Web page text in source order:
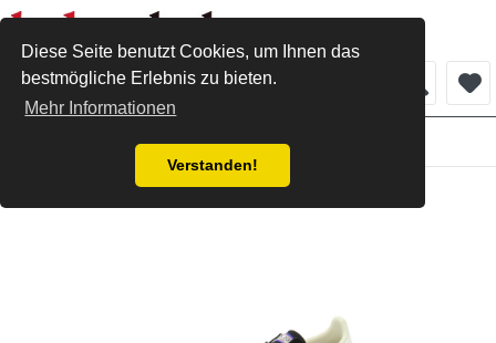
Diese Seite benutzt Cookies, um Ihnen das
bestmögliche Erlebnis zu bieten.
Mehr Informationen
Verstanden!
Menü
Back 70 Sneaker black/white